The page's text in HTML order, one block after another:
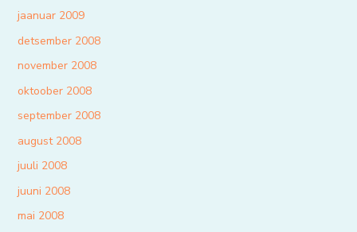
jaanuar 2009
detsember 2008
november 2008
oktoober 2008
september 2008
august 2008
juuli 2008
juuni 2008
mai 2008